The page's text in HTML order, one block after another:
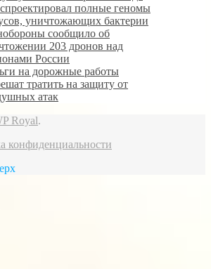
полные геномы
уничтожающих бактерии
сообщило об
203 дронов над
России
на дорожные работы
тратить на защиту от
атак
Royal.
конфиденциальности